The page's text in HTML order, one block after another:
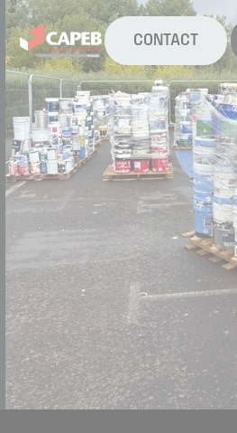
CONTACT
La CAPEB
Nos services
Agenda
Actualités
Boîte à outils
Boutique
Contact